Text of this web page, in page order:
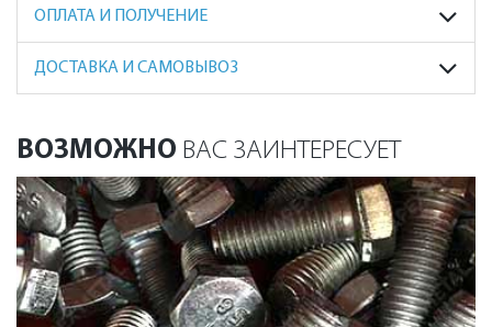
ОПЛАТА И ПОЛУЧЕНИЕ
ДОСТАВКА И САМОВЫВОЗ
ВОЗМОЖНО ВАС ЗАИНТЕРЕСУЕТ